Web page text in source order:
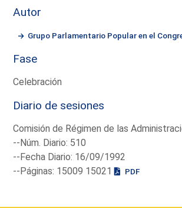
Autor
Grupo Parlamentario Popular en el
Fase
Celebración
Diario de sesiones
Comisión de Régimen de las
--Núm. Diario: 510
--Fecha Diario: 16/09/1992
--Páginas: 15009 15021
PDF